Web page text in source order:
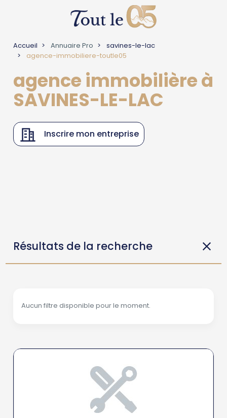
Accueil Annuaire Pro
savines-le-lac
agence-immobiliere-toutle05
agence immobilière à
SAVINES-LE-LAC
Inscrire mon entreprise
Résultats de la recherche
Aucun filtre disponible pour le moment.